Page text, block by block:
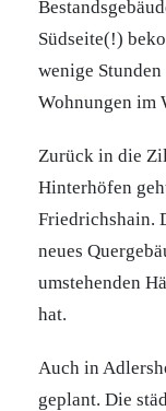
Südseite(!)
wenige
Wohnungen im
Zurück in die
Hinterhöfen
Friedrichshain.
neues
umstehenden
hat.
Auch in
geplant. Die